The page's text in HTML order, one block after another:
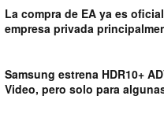
La compra de EA ya es
empresa privada
Samsung estrena HDR10+
Video, pero solo para